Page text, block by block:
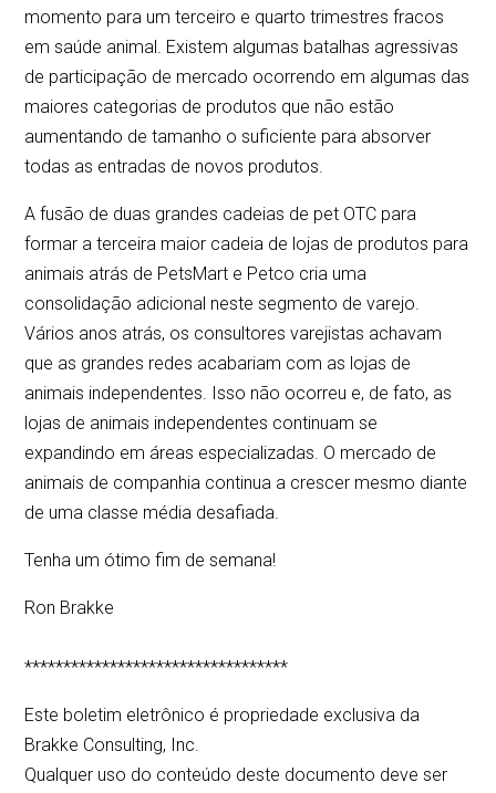
momento para um terceiro e quarto trimestres fracos
em saúde animal. Existem algumas batalhas agressivas
de participação de mercado ocorrendo em algumas das
maiores categorias de produtos que não estão
aumentando de tamanho o suficiente para absorver
todas as entradas de novos produtos.
A fusão de duas grandes cadeias de pet OTC para
formar a terceira maior cadeia de lojas de produtos para
animais atrás de PetsMart e Petco cria uma
consolidação adicional neste segmento de varejo.
Vários anos atrás, os consultores varejistas achavam
que as grandes redes acabariam com as lojas de
animais independentes. Isso não ocorreu e, de fato, as
lojas de animais independentes continuam se
expandindo em áreas especializadas. O mercado de
animais de companhia continua a crescer mesmo diante
de uma classe média desafiada.
Tenha um ótimo fim de semana!
Ron Brakke
**********************************
Este boletim eletrônico é propriedade exclusiva da
Brakke Consulting, Inc.
Qualquer uso do conteúdo deste documento deve ser